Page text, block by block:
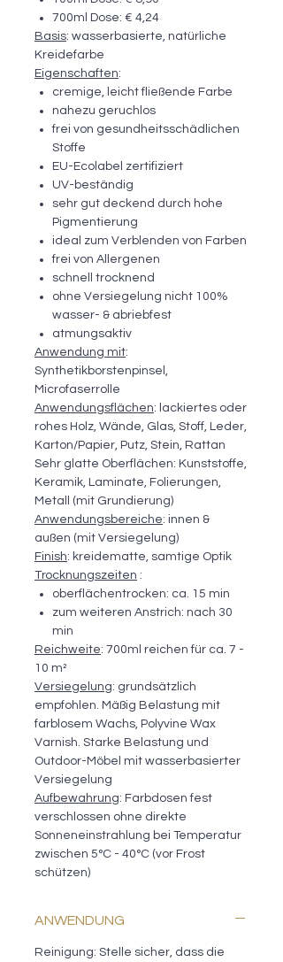
700ml Dose: € 4,24
Basis: wasserbasierte, natürliche
Kreidefarbe
Eigenschaften:
cremige, leicht fließende Farbe
nahezu geruchlos
frei von gesundheitsschädlichen
Stoffe
EU-Ecolabel zertifiziert
UV-beständig
sehr gut deckend durch hohe
Pigmentierung
ideal zum Verblenden von Farben
frei von Allergenen
schnell trocknend
ohne Versiegelung nicht 100%
wasser- & abriebfest
atmungsaktiv
Anwendung mit:
Synthetikborstenpinsel,
Microfaserrolle
Anwendungsflächen: lackiertes oder
rohes Holz, Wände, Glas, Stoff, Leder,
Karton/Papier, Putz, Stein, Rattan
Sehr glatte Oberflächen: Kunststoffe,
Keramik, Laminate, Folierungen,
Metall (mit Grundierung)
Anwendungsbereiche: innen &
außen (mit Versiegelung)
Finish: kreidematte, samtige Optik
Trocknungszeiten :
oberflächentrocken: ca. 15 min
zum weiteren Anstrich: nach 30
min
Reichweite: 700ml reichen für ca. 7 -
10 m²
Versiegelung: grundsätzlich
empfohlen. Mäßig Belastung mit
farblosem Wachs, Polyvine Wax
Varnish. Starke Belastung und
Outdoor-Möbel mit wasserbasierter
Versiegelung
Aufbewahrung: Farbdosen fest
verschlossen ohne direkte
Sonneneinstrahlung bei Temperatur
zwischen 5°C - 40°C (vor Frost
schützen)
ANWENDUNG
Reinigung: Stelle sicher, dass die